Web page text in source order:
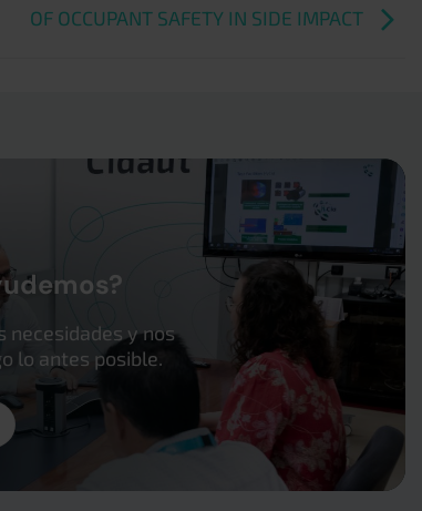
OF OCCUPANT SAFETY IN SIDE IMPACT
necesidades y nos
lo antes posible.